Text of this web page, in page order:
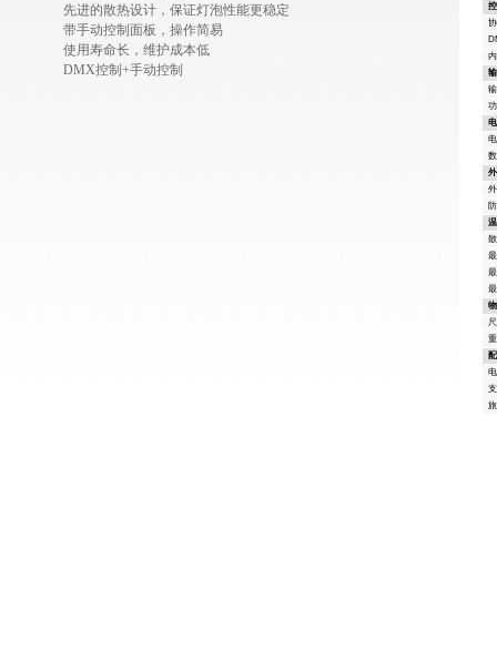
先进的散热设计，保证灯泡性能更稳定
带手动控制面板，操作简易
使用寿命长，维护成本低
DMX控制+手动控制